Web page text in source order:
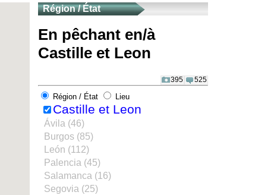
Région / État
En pêchant en/à
Castille et Leon
525
395
Région / État Lieu
Castille et Leon
Ávila (46)
Burgos (85)
León (112)
Palencia (45)
Salamanca (16)
Segovia (25)